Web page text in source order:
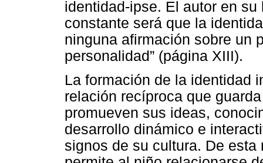
identidad-ipse. El autor en
constante será que la
ninguna afirmación sobre un
personalidad” (página XIII).
La formación de la identidad
relación recíproca que
promueven sus ideas,
desarrollo dinámico e
signos de su cultura. De